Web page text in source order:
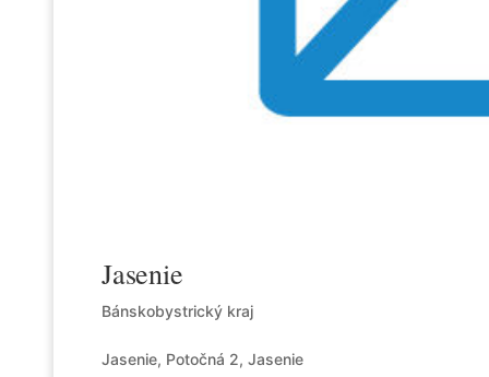
Jasenie
Bánskobystrický kraj
Jasenie, Potočná 2, Jasenie